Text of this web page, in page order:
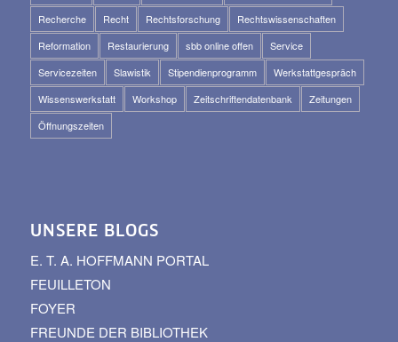
Recherche
Recht Rechtsforschung
Rechtswissenschaften
Reformation
Restaurierung sbb online offen
Service
Servicezeiten
Slawistik Stipendienprogramm
Werkstattgespräch
Wissenswerkstatt
Workshop Zeitschriftendatenbank
Zeitungen
Öffnungszeiten
UNSERE BLOGS
E. T. A. HOFFMANN PORTAL
FEUILLETON
FOYER
FREUNDE DER BIBLIOTHEK